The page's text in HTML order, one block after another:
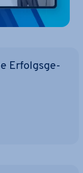
Er­folgs­ge­